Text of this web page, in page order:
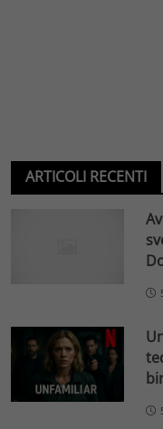
ARTICOLI RECENTI